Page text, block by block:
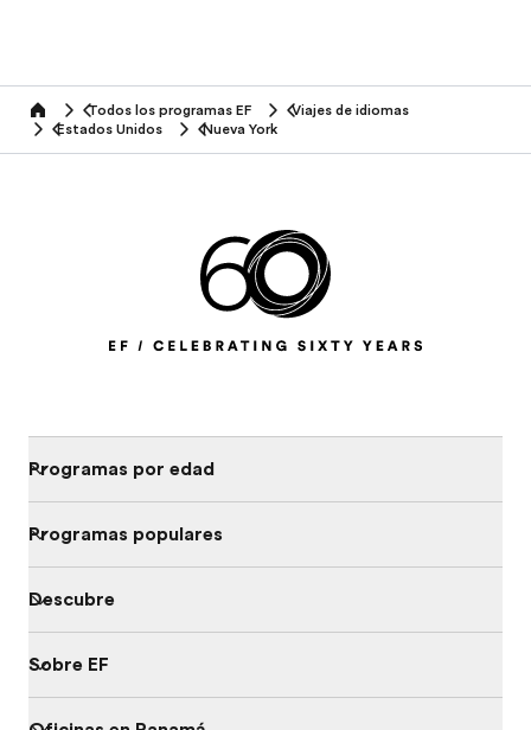
home Todos los programas EF
Viajes de idiomas
Estados Unidos
Nueva York
Programas por edad
Programas populares
Descubre
Sobre EF